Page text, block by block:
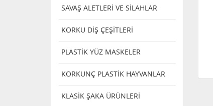
SAVAŞ ALETLERİ VE SİLAHLAR
KORKU DİŞ ÇEŞİTLERİ
PLASTİK YÜZ MASKELER
KORKUNÇ PLASTİK HAYVANLAR
KLASİK ŞAKA ÜRÜNLERİ